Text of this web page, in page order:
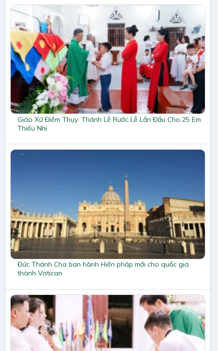
Giáo Xứ Điềm Thụy: Thánh Lễ Rước Lễ Lần Đầu Cho 25 Em
Thiếu Nhi
Đức Thánh Cha ban hành Hiến pháp mới cho quốc gia
thành Vatican